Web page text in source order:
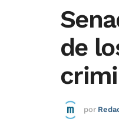
de
por